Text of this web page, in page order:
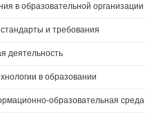
в образовательной организации
и требования
деятельность
в образовании
образовательная среда